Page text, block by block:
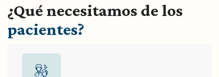
¿Qué necesitamos de los
pacientes?